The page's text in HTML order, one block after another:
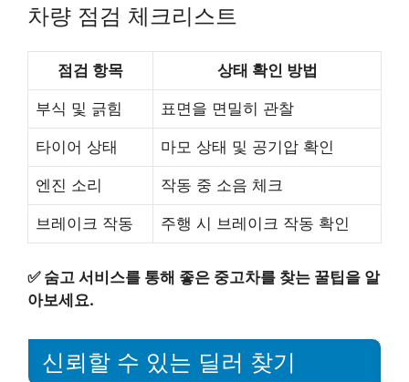
차량 점검 체크리스트
점검 항목 상태 확인 방법
부식 및 긁힘 표면을 면밀히 관찰
타이어 상태 마모 상태 및 공기압 확인
엔진 소리 작동 중 소음 체크
브레이크 작동 주행 시 브레이크 작동 확인
✅ 숨고 서비스를 통해 좋은 중고차를 찾는 꿀팁을 알
아보세요.
신뢰할 수 있는 딜러 찾기